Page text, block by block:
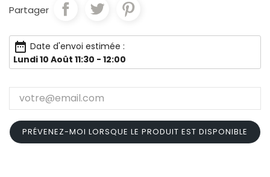
Partager
date_range Date d'envoi estimée :
Lundi 10 Août 11:30 - 12:00
PRÉVENEZ-MOI LORSQUE LE PRODUIT EST DISPONIBLE